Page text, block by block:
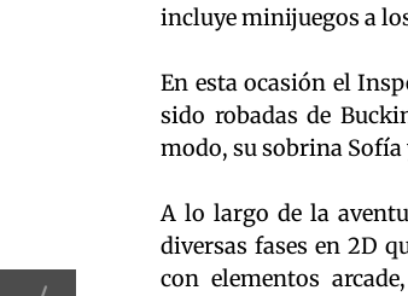
incluye minijuegos a
En esta ocasión el
sido robadas de
modo, su sobrina
A lo largo de la
diversas fases en 2D
con elementos